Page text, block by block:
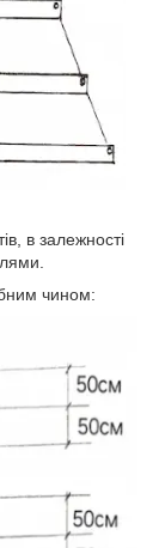
в залежності
чином: